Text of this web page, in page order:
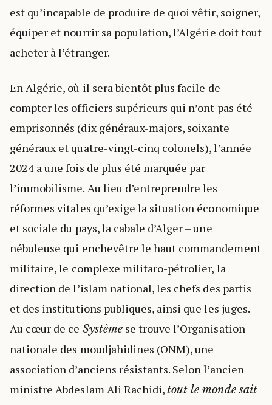
est qu’incapable de produire de quoi vêtir, soigner,
équiper et nourrir sa population, l’Algérie doit tout
acheter à l’étranger.
En Algérie, où il sera bientôt plus facile de
compter les officiers supérieurs qui n’ont pas été
emprisonnés (dix généraux-majors, soixante
généraux et quatre-vingt-cinq colonels), l’année
2024 a une fois de plus été marquée par
l’immobilisme. Au lieu d’entreprendre les
réformes vitales qu’exige la situation économique
et sociale du pays, la cabale d’Alger – une
nébuleuse qui enchevêtre le haut commandement
militaire, le complexe militaro-pétrolier, la
direction de l’islam national, les chefs des partis
et des institutions publiques, ainsi que les juges.
Au cœur de ce Systèmese trouve l’Organisation
nationale des moudjahidines (ONM), une
association d’anciens résistants. Selon l’ancien
ministre Abdeslam Ali Rachidi,tout le monde sait